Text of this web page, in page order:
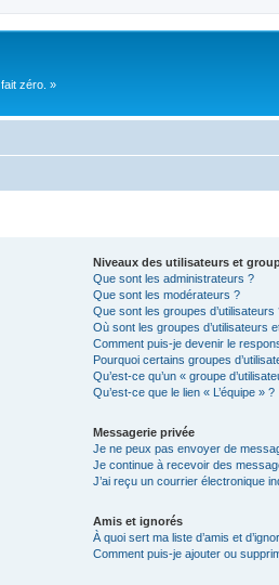
zéro. »
Niveaux des utilisateurs et
Que sont les administrateurs ?
Que sont les modérateurs ?
Que sont les groupes d’utilisateurs
Où sont les groupes d’utilisateurs
Comment puis-je devenir le
Pourquoi certains groupes
Qu’est-ce qu’un « groupe
Qu’est-ce que le lien « L’équipe » ?
Messagerie privée
Je ne peux pas envoyer de
Je continue à recevoir des
J’ai reçu un courrier électronique
Amis et ignorés
À quoi sert ma liste d’amis et
Comment puis-je ajouter ou